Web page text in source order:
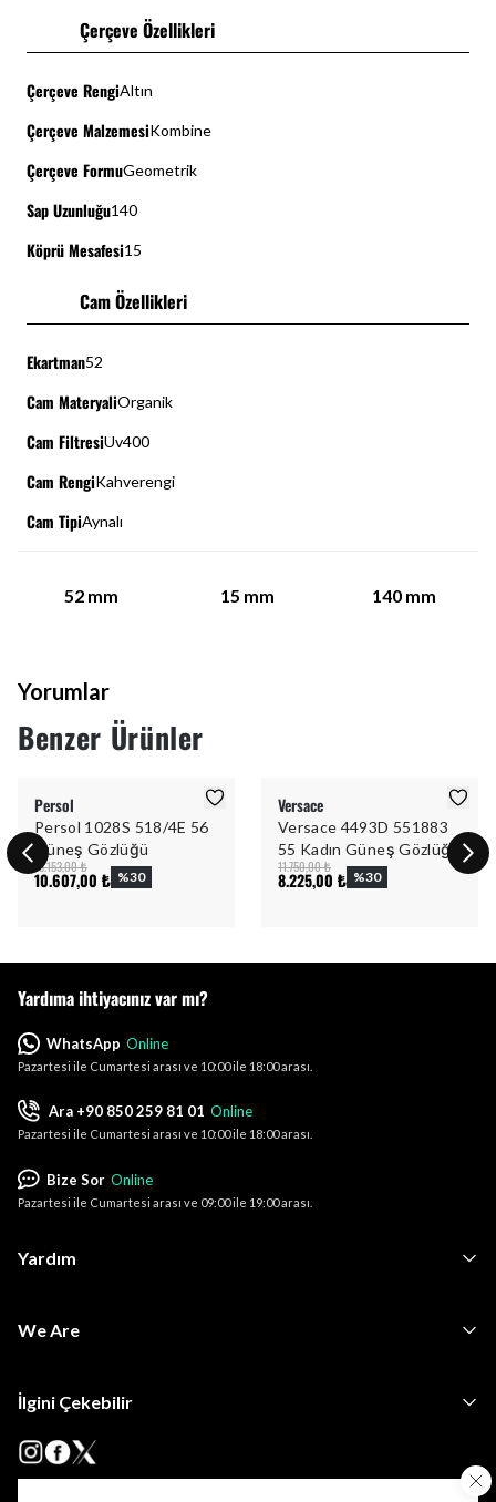
Çerçeve Özellikleri
Çerçeve RengiAltın
Çerçeve MalzemesiKombine
Çerçeve FormuGeometrik
Sap Uzunluğu140
Köprü Mesafesi15
Cam Özellikleri
Ekartman52
Cam MateryaliOrganik
Cam FiltresiUv400
Cam RengiKahverengi
Cam TipiAynalı
52 mm 15 mm 140 mm
Yorumlar
Benzer Ürünler
Persol
Persol 1028S 518/4E 56
Güneş Gözlüğü
15.153,00 ₺
10.607,00 ₺ %30
Versace
Versace 4493D 551883
55 Kadın Güneş Gözlüğü
11.750,00 ₺
8.225,00 ₺ %30
Yardım
We Are
İlgini Çekebilir
Yardıma ihtiyacınız var mı?
WhatsApp Online
Pazartesi ile Cumartesi arası ve 10:00 ile 18:00 arası.
Ara +90 850 259 81 01 Online
Pazartesi ile Cumartesi arası ve 10:00 ile 18:00 arası.
Bize Sor Online
Pazartesi ile Cumartesi arası ve 09:00 ile 19:00 arası.